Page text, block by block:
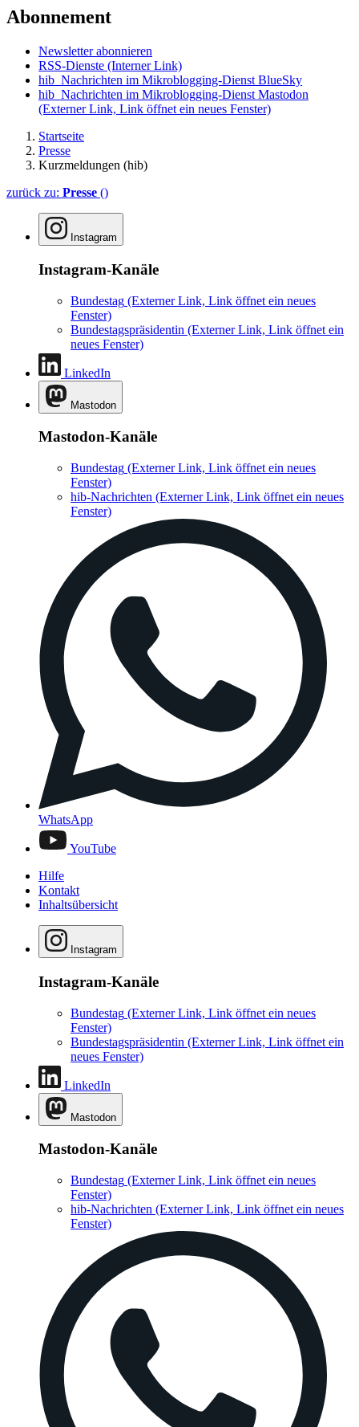
Abonnement
Newsletter abonnieren
RSS-Dienste (Interner Link)
hib_Nachrichten im Mikroblogging-Dienst BlueSky
hib_Nachrichten im Mikroblogging-Dienst Mastodon
(Externer Link, Link öffnet ein neues Fenster)
Startseite
Presse
Kurzmeldungen (hib)
zurück zu: Presse ()
Instagram
Instagram-Kanäle
Bundestag (Externer Link, Link öffnet ein neues
Fenster)
Bundestagspräsidentin (Externer Link, Link öffnet ein
neues Fenster)
LinkedIn
Mastodon
Mastodon-Kanäle
Bundestag (Externer Link, Link öffnet ein neues
Fenster)
hib-Nachrichten (Externer Link, Link öffnet ein neues
Fenster)
WhatsApp
YouTube
Hilfe
Kontakt
Inhaltsübersicht
Instagram
Instagram-Kanäle
Bundestag (Externer Link, Link öffnet ein neues
Fenster)
Bundestagspräsidentin (Externer Link, Link öffnet ein
neues Fenster)
LinkedIn
Mastodon
Mastodon-Kanäle
Bundestag (Externer Link, Link öffnet ein neues
Fenster)
hib-Nachrichten (Externer Link, Link öffnet ein neues
Fenster)